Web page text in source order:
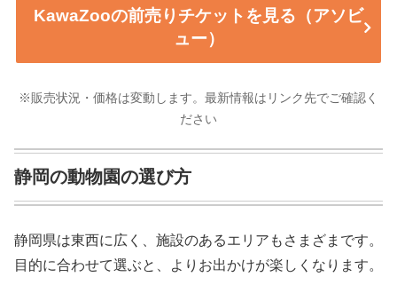
KawaZooの前売りチケットを見る（アソビ
ュー）
※販売状況・価格は変動します。最新情報はリンク先でご確認く
ださい
静岡の動物園の選び方
静岡県は東西に広く、施設のあるエリアもさまざまです。
目的に合わせて選ぶと、よりお出かけが楽しくなります。